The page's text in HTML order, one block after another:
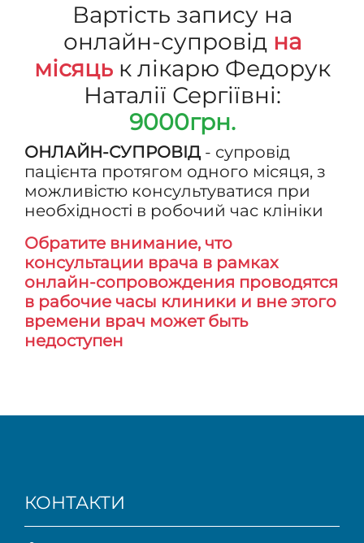
Вартість запису на
онлайн-супровід на
місяцьк лікарю Федорук
Наталії Сергіївні:
9000грн.
ОНЛАЙН-СУПРОВІД - супровід
пацієнта протягом одного місяця, з
можливістю консультуватися при
необхідності в робочий час клініки
Обратите внимание, что
консультации врача в рамках
онлайн-сопровождения проводятся
в рабочие часы клиники и вне этого
времени врач может быть
недоступен
КОНТАКТИ